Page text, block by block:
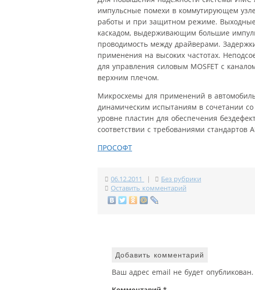
импульсные помехи в коммутирующем
работы и при защитном режиме.
каскадом, выдерживающим большие
проводимость между драйверами.
применения на высоких частотах.
для управления силовым MOSFET с
верхним плечом.
Микросхемы для применений в
динамическим испытаниям в сочетании
уровне пластин для обеспечения
соответствии с требованиями стандартов
ПРОСОФТ
06.12.2011 |
Без рубрики
Оставить комментарий
Добавить комментарий
Ваш адрес email не будет опубликован.